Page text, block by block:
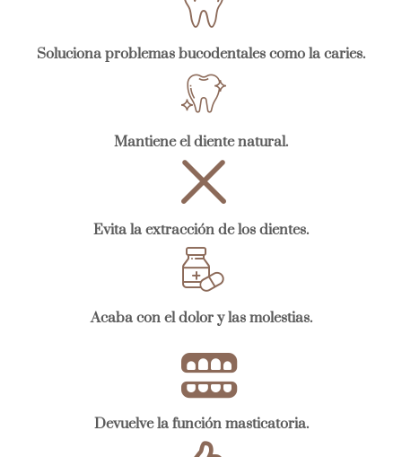
Soluciona problemas bucodentales como la caries.
Mantiene el diente natural.
Evita la extracción de los dientes.
Acaba con el dolor y las molestias.
Devuelve la función masticatoria.